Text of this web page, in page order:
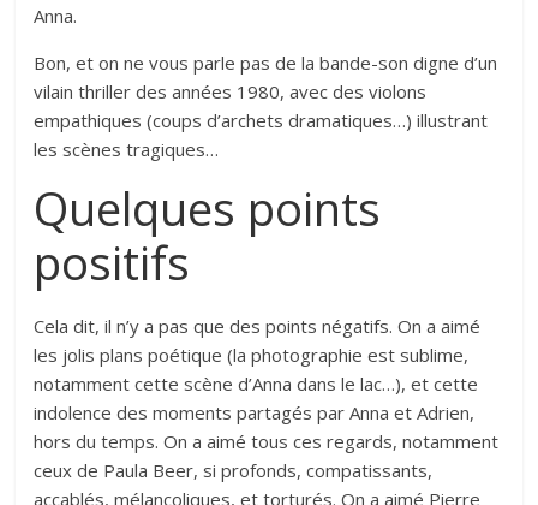
Anna.
Bon, et on ne vous parle pas de la bande-son digne d’un
vilain thriller des années 1980, avec des violons
empathiques (coups d’archets dramatiques…) illustrant
les scènes tragiques…
Quelques points
positifs
Cela dit, il n’y a pas que des points négatifs. On a aimé
les jolis plans poétique (la photographie est sublime,
notamment cette scène d’Anna dans le lac…), et cette
indolence des moments partagés par Anna et Adrien,
hors du temps. On a aimé tous ces regards, notamment
ceux de Paula Beer, si profonds, compatissants,
accablés, mélancoliques, et torturés. On a aimé Pierre